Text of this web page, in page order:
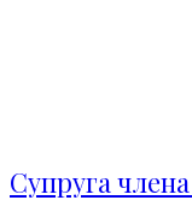
Супруга